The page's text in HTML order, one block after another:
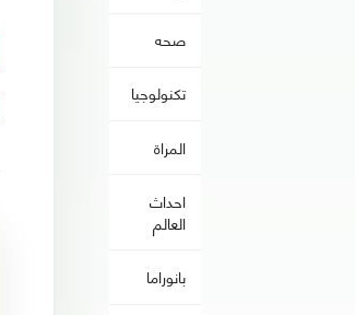
صحه
تكنولوجيا
المراة
احداث
العالم
بانوراما